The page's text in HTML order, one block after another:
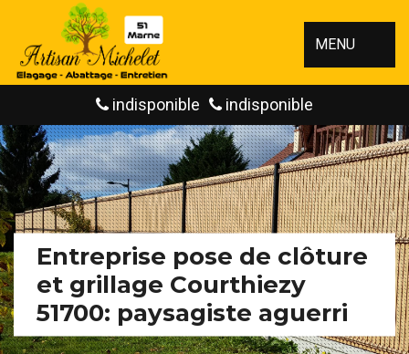
MENU
indisponible indisponible
Entreprise pose de clôture
et grillage Courthiezy
51700: paysagiste aguerri